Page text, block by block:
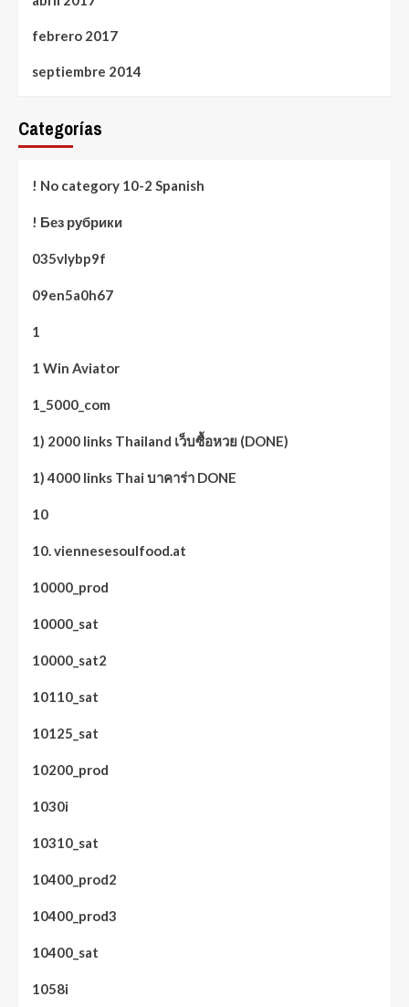
febrero 2017
septiembre 2014
Categorías
! No category 10-2 Spanish
! Без рубрики
035vlybp9f
09en5a0h67
1
1 Win Aviator
1_5000_com
1) 2000 links Thailand เว็บซื้อหวย (DONE)
1) 4000 links Thai บาคาร่า DONE
10
10. viennesesoulfood.at
10000_prod
10000_sat
10000_sat2
10110_sat
10125_sat
10200_prod
1030i
10310_sat
10400_prod2
10400_prod3
10400_sat
1058i